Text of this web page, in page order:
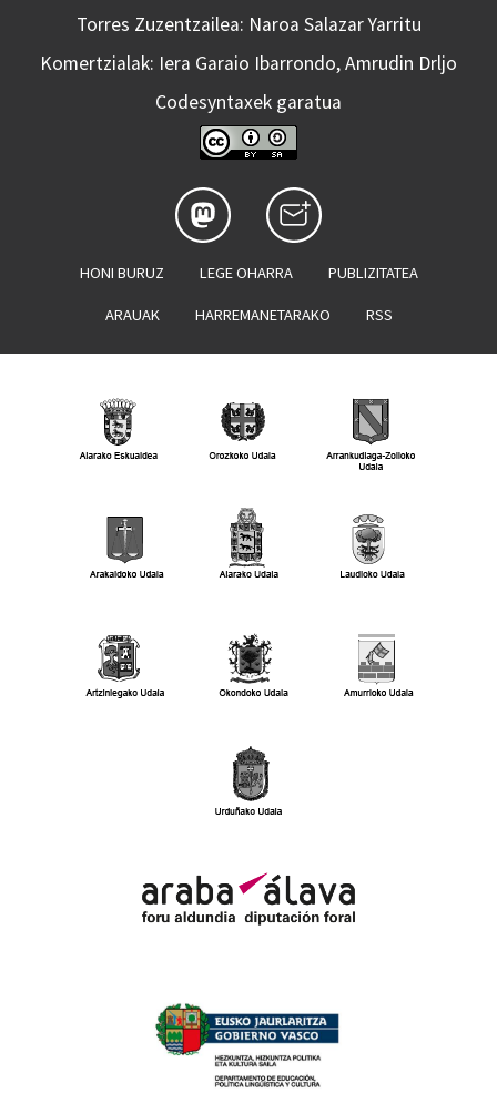
Torres Zuzentzailea: Naroa Salazar Yarritu
Komertzialak: Iera Garaio Ibarrondo, Amrudin Drljo
Codesyntaxek garatua
HONI BURUZ LEGE OHARRA PUBLIZITATEA
ARAUAK HARREMANETARAKO RSS